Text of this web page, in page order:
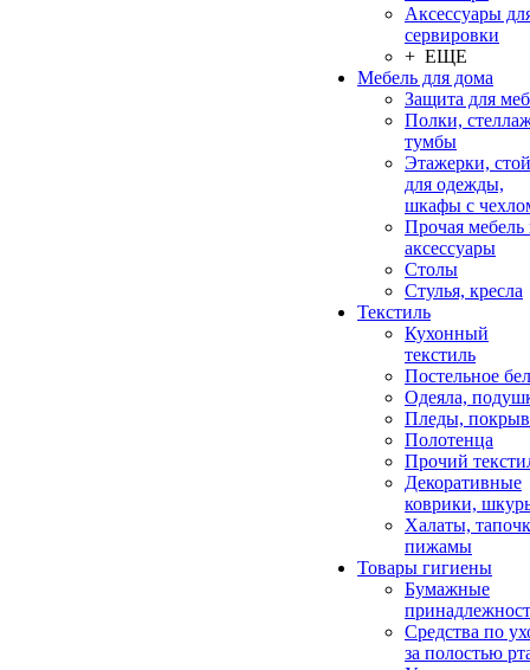
Аксессуары
сервировки
+ ЕЩЕ
Мебель для дома
Защита для
Полки,
тумбы
Этажерки,
для одежды,
шкафы с
Прочая мебель
аксессуары
Столы
Стулья, кресла
Текстиль
Кухонный
текстиль
Постельное
Одеяла,
Пледы,
Полотенца
Прочий
Декоративные
коврики,
Халаты,
пижамы
Товары гигиены
Бумажные
Средства по
за полостью